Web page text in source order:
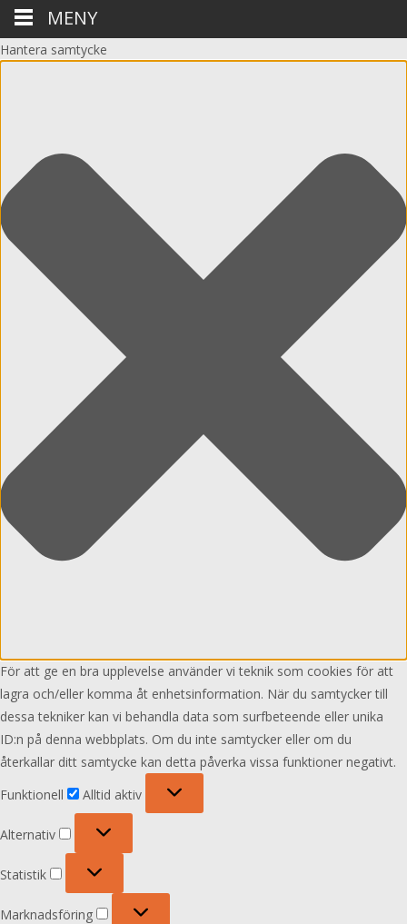
Hantera samtycke
För att ge en bra upplevelse använder vi teknik som cookies för att
lagra och/eller komma åt enhetsinformation. När du samtycker till
dessa tekniker kan vi behandla data som surfbeteende eller unika
ID:n på denna webbplats. Om du inte samtycker eller om du
återkallar ditt samtycke kan detta påverka vissa funktioner negativt.
Funktionell
Alltid aktiv
Alternativ
Statistik
Marknadsföring
MENY